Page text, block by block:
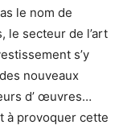
le nom de
le secteur de l’art
s’y
nouveaux
d’ œuvres…
à provoquer cette